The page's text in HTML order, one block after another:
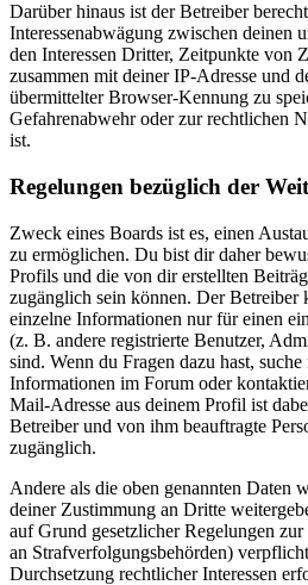
Darüber hinaus ist der Betreiber
Interessenabwägung zwischen deinen
den Interessen Dritter, Zeitpunkte von
zusammen mit deiner IP-Adresse und
übermittelter Browser-Kennung zu
Gefahrenabwehr oder zur rechtlichen
ist.
Regelungen bezüglich der
Zweck eines Boards ist es, einen
zu ermöglichen. Du bist dir daher
Profils und die von dir erstellten
zugänglich sein können. Der Betreiber
einzelne Informationen nur für einen
(z. B. andere registrierte Benutzer,
sind. Wenn du Fragen dazu hast, suche
Informationen im Forum oder
Mail-Adresse aus deinem Profil ist
Betreiber und von ihm beauftragte
zugänglich.
Andere als die oben genannten Daten
deiner Zustimmung an Dritte
auf Grund gesetzlicher Regelungen
an Strafverfolgungsbehörden)
Durchsetzung rechtlicher Interessen